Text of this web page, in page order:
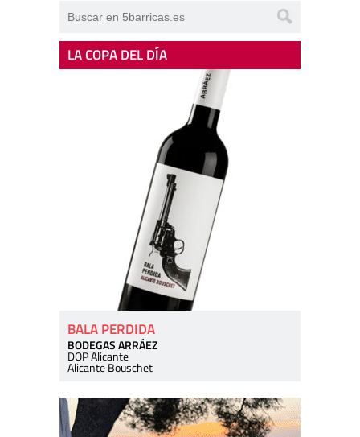
LA COPA DEL DÍA
BALA PERDIDA
BODEGAS ARRÁEZ
DOP Alicante
Alicante Bouschet